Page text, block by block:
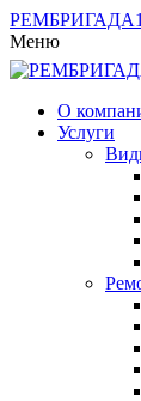
РЕМБРИГАДА
Меню
О
Услуги